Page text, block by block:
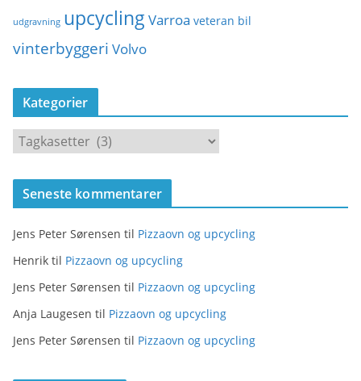
udgravning upcycling Varroa veteran bil
vinterbyggeri Volvo
Kategorier
K
a
t
o
r
i
r
Seneste kommentarer
Jens Peter Sørensen til Pizzaovn og upcycling
Henrik til Pizzaovn og upcycling
Jens Peter Sørensen til Pizzaovn og upcycling
Anja Laugesen til Pizzaovn og upcycling
Jens Peter Sørensen til Pizzaovn og upcycling